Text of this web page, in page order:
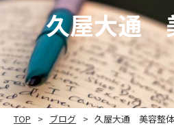
久屋大通
TOP ブログ 久屋大通 美容整体